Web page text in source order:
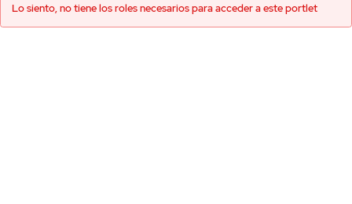
Lo siento, no tiene los roles necesarios para acceder a este portlet